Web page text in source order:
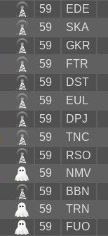
59 EDE
59 SKA
59 GKR
59 FTR
59 DST
59 EUL
59 DPJ
59 TNC
59 RSO
59 NMV
59 BBN
59 TRN
59 FUO